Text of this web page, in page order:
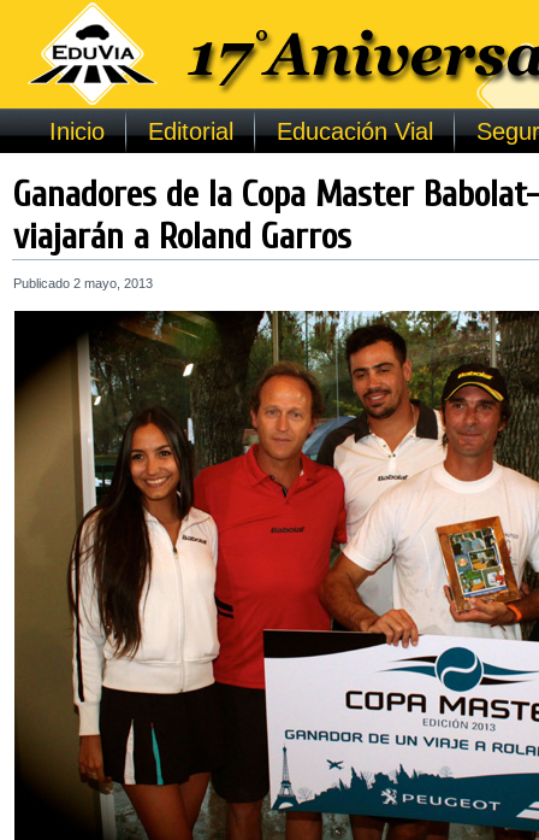
Inicio Editorial Educación Vial
Ganadores de la Copa Master
viajarán a Roland Garros
Publicado 2 mayo, 2013